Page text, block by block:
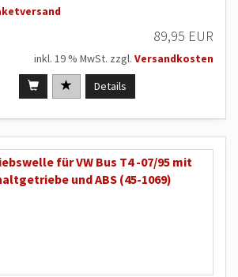
89,95 EUR
inkl. 19 % MwSt. zzgl. Versandkosten
Details